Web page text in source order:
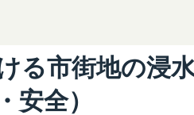
る市街地の浸
安全）